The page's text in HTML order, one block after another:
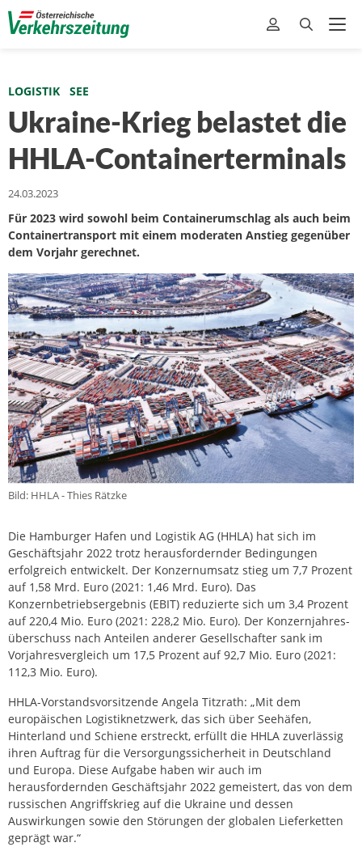
LOGISTIK SEE
Ukraine-Krieg belastet die
HHLA-Containerterminals
24.03.2023
Für 2023 wird sowohl beim Containerumschlag als auch beim
Containertransport mit einem moderaten Anstieg gegenüber
dem Vorjahr gerechnet.
Bild: HHLA - Thies Rätzke
Die Hamburger Hafen und Logistik AG (HHLA) hat sich im
Geschäftsjahr 2022 trotz heraus­fordernder Bedingungen
erfolgreich entwickelt. Der Konzernumsatz stieg um 7,7 Prozent
auf 1,58 Mrd. Euro (2021: 1,46 Mrd. Euro). Das
Konzernbetriebsergebnis (EBIT) reduzierte sich um 3,4 Prozent
auf 220,4 Mio. Euro (2021: 228,2 Mio. Euro). Der Konzern­jahres­
überschuss nach Anteilen anderer Gesellschafter sank im
Vorjahresvergleich um 17,5 Prozent auf 92,7 Mio. Euro (2021:
112,3 Mio. Euro).
HHLA-Vorstandsvorsitzende Angela Titzrath: „Mit dem
europäischen Logistiknetzwerk, das sich über Seehäfen,
Hinterland und Schiene erstreckt, erfüllt die HHLA zuverlässig
ihren Auftrag für die Versorgungs­sicherheit in Deutschland
und Europa. Diese Aufgabe haben wir auch im
herausfordernden Geschäftsjahr 2022 gemeistert, das von dem
russischen Angriffskrieg auf die Ukraine und dessen
Auswirkungen sowie den Störungen der globalen Lieferketten
geprägt war.“